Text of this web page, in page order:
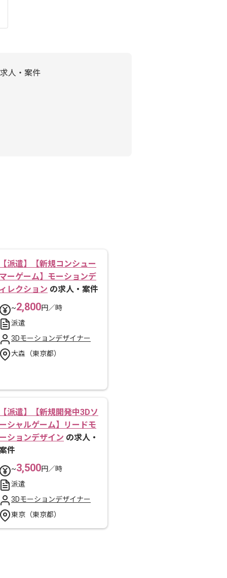
人・案件
派遣】【新規コンシュー
ーゲーム】モーションデ
レクション の求人・案件
~2,800円／時
派遣
3Dモーションデザイナー
大森（東京都）
派遣】【新規開発中3Dソ
シャルゲーム】リードモ
ションデザイン の求人・
件
~3,500円／時
派遣
3Dモーションデザイナー
東京（東京都）